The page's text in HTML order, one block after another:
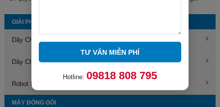
GIẢI PHÁP ĐÓNG GÓI TỰ ĐỘNG
Dây Chuyền Đóng Thùng Carton Tự Động
Dây Chuyền Gấp, Đóng Gói Quần Áo Tự Động
Robot Bốc Xếp Hàng Hóa
MÁY ĐÓNG GÓI
TƯ VẤN MIỄN PHÍ
Hotline: 09818 808 795